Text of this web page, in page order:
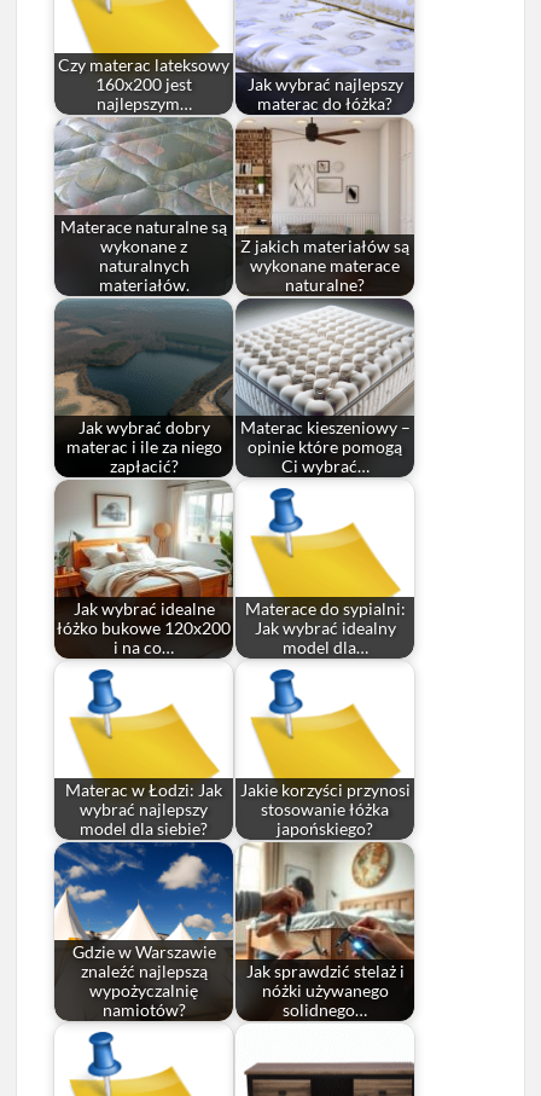
Czy materac lateksowy
160x200 jest
najlepszym…
Jak wybrać najlepszy
materac do łóżka?
Materace naturalne są
wykonane z
naturalnych
materiałów.
Z jakich materiałów są
wykonane materace
naturalne?
Jak wybrać dobry
materac i ile za niego
zapłacić?
Materac kieszeniowy –
opinie które pomogą
Ci wybrać…
Jak wybrać idealne
łóżko bukowe 120x200
i na co…
Materace do sypialni:
Jak wybrać idealny
model dla…
Materac w Łodzi: Jak
wybrać najlepszy
model dla siebie?
Jakie korzyści przynosi
stosowanie łóżka
japońskiego?
Gdzie w Warszawie
znaleźć najlepszą
wypożyczalnię
namiotów?
Jak sprawdzić stelaż i
nóżki używanego
solidnego…